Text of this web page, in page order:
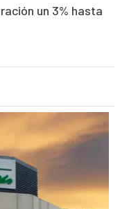
un 3% hasta